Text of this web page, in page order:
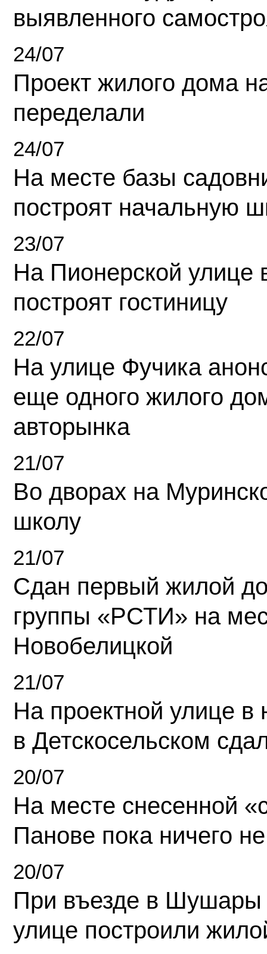
выявленного
24/07
Проект жилого дома
переделали
24/07
На месте базы
построят начальную
23/07
На Пионерской улице
построят гостиницу
22/07
На улице Фучика
еще одного жилого
авторынка
21/07
Во дворах на
школу
21/07
Сдан первый жилой
группы «РСТИ» на
Новобелицкой
21/07
На проектной улице
в Детскосельском
20/07
На месте снесенной
Панове пока ничего
20/07
При въезде в Шушары
улице построили